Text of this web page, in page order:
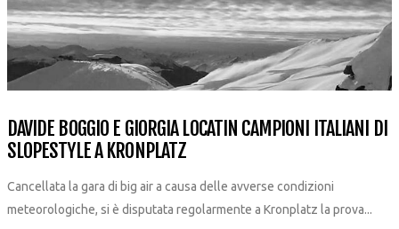
DAVIDE BOGGIO E GIORGIA LOCATIN CAMPIONI ITALIANI DI
SLOPESTYLE A KRONPLATZ
Cancellata la gara di big air a causa delle avverse condizioni
meteorologiche, si è disputata regolarmente a Kronplatz la prova...